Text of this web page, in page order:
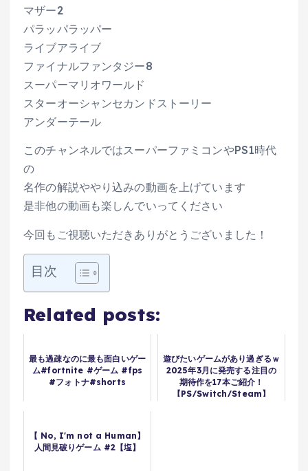
マザー2
パラッパラッパー
ライブアライブ
ファイナルファンタジー8
スーパーマリオワールド
スターオーシャンセカンドストーリー
アンダーテール
このチャンネルではスーパーファミコンやPS1時代
の
名作の解説ややり込みの動画を上げています
是非他の動画も楽しんでいってください
今回もご視聴いただきありがとうございました！
目次
Related posts:
最も過疎なのに最も面白いゲー
ム#fortnite #ゲーム #fps
#フォトナ#shorts
遊びたいゲームがあり過ぎるｗ
2025年3月に発売する注目の
期待作を17本ご紹介！
【PS/Switch/Steam】
【 No, I'm not a Human】
人間見破りゲーム #2【塩】